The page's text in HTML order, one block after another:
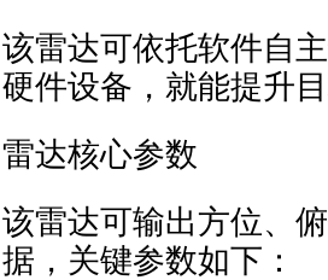
该雷达可依托软件自
硬件设备，就能提升
雷达核心参数
该雷达可输出方位、
据，关键参数如下：